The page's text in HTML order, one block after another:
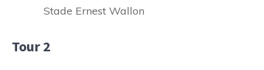
Stade Ernest Wallon
Tour 2